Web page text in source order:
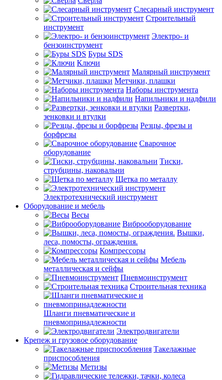
Слесарный инструмент
Строительный
инструмент
Электро- и
бензоинструмент
Буры SDS
Ключи
Малярный инструмент
Метчики, плашки
Наборы инструмента
Напильники и надфили
Развертки,
зенковки и втулки
Резцы, фрезы и
борфрезы
Сварочное
оборудование
Тиски,
струбцины, наковальни
Щетка по металлу
Электротехнический инструмент
Оборудование и мебель
Весы
Виброоборудование
Вышки,
леса, помосты, ограждения.
Компрессоры
Мебель
металлическая и сейфы
Пневмоинструмент
Строительная техника
Шланги пневматические и
пневмопринадлежности
Электродвигатели
Крепеж и грузовое оборудование
Такелажные
приспособления
Метизы